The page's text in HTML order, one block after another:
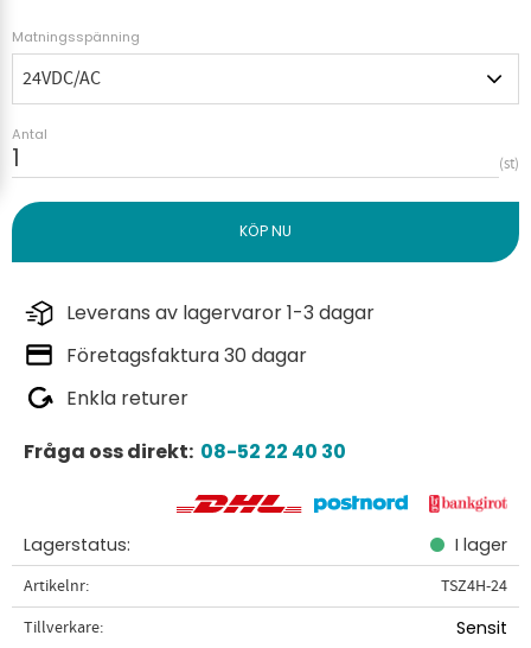
Matningsspänning
Antal
st
Leverans av lagervaror 1-3 dagar
Företagsfaktura 30 dagar
Enkla returer
Fråga oss direkt: 08-52 22 40 30
Lagerstatus I lager
Artikelnr
TSZ4H-24
Tillverkare
Sensit